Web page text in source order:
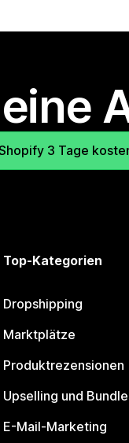
3 Tage
Top-Kategorien
Dropshipping
Marktplätze
Produktrezensionen
Upselling und
E-Mail-Marketing